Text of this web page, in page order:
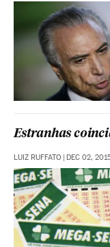
Estranhas
LUIZ RUFFATO | DEC 02,